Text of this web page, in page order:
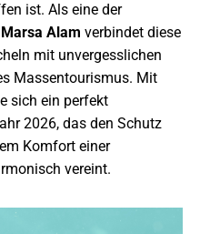
ist. Als eine der
Alam verbindet diese
mit unvergesslichen
Massentourismus. Mit
sich ein perfekt
2026, das den Schutz
Komfort einer
vereint.